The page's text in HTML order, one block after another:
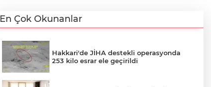
En Çok Okunanlar
Hakkari'de JİHA destekli operasyonda
253 kilo esrar ele geçirildi